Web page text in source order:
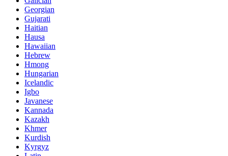
Georgian
Gujarati
Haitian
Hausa
Hawaiian
Hebrew
Hmong
Hungarian
Icelandic
Igbo
Javanese
Kannada
Kazakh
Khmer
Kurdish
Kyrgyz